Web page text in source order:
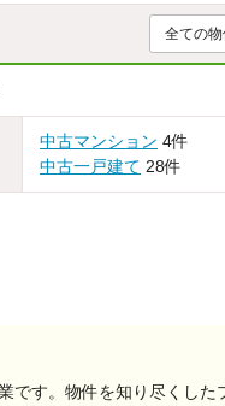
全ての
中古マンション 4件
中古一戸建て 28件
です。物件を知り尽くした